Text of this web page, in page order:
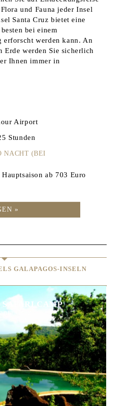
und Fauna jeder Insel
Santa Cruz bietet eine
bei einem
erforscht werden kann. An
Erde werden Sie sicherlich
Ihnen immer in
Airport
Stunden
NACHT (BEI
ab 703 Euro
»
GALAPAGOS-INSELN
SAFARI CAMP
Cruz